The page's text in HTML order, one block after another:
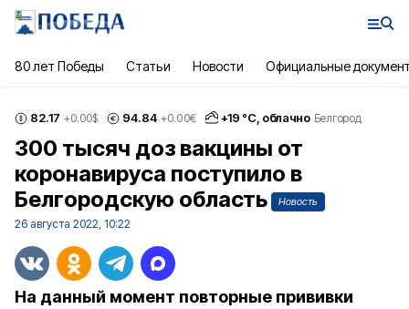
80 лет Победы Статьи Новости Официальные
82.17 +0.00$ 94.84 +0.00€ +19 °С, облачно Белгород
300 тысяч доз вакцины от
коронавируса поступило в
Белгородскую область
Новость
26 августа 2022, 10:22
На данный момент повторные прививки